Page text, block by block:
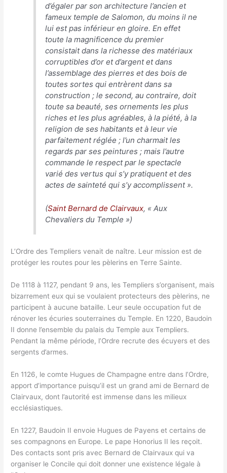
d’égaler par son architecture l’ancien et
fameux temple de Salomon, du moins il ne
lui est pas inférieur en gloire. En effet
toute la magnificence du premier
consistait dans la richesse des matériaux
corruptibles d’or et d’argent et dans
l’assemblage des pierres et des bois de
toutes sortes qui entrèrent dans sa
construction ; le second, au contraire, doit
toute sa beauté, ses ornements les plus
riches et les plus agréables, à la piété, à la
religion de ses habitants et à leur vie
parfaitement réglée ; l’un charmait les
regards par ses peintures ; mais l’autre
commande le respect par le spectacle
varié des vertus qui s’y pratiquent et des
actes de sainteté qui s’y accomplissent».
(Saint Bernard de Clairvaux, « Aux
Chevaliers du Temple »)
L’Ordre des Templiers venait de naître. Leur mission est de
protéger les routes pour les pèlerins en Terre Sainte.
De 1118 à 1127, pendant 9 ans, les Templiers s’organisent, mais
bizarrement eux qui se voulaient protecteurs des pèlerins, ne
participent à aucune bataille. Leur seule occupation fut de
rénover les écuries souterraines du Temple. En 1220, Baudoin
II donne l’ensemble du palais du Temple aux Templiers.
Pendant la même période, l’Ordre recrute des écuyers et des
sergents d’armes.
En 1126, le comte Hugues de Champagne entre dans l’Ordre,
apport d’importance puisqu’il est un grand ami de Bernard de
Clairvaux, dont l’autorité est immense dans les milieux
ecclésiastiques.
En 1227, Baudoin II envoie Hugues de Payens et certains de
ses compagnons en Europe. Le pape Honorius II les reçoit.
Des contacts sont pris avec Bernard de Clairvaux qui va
organiser le Concile qui doit donner une existence légale à